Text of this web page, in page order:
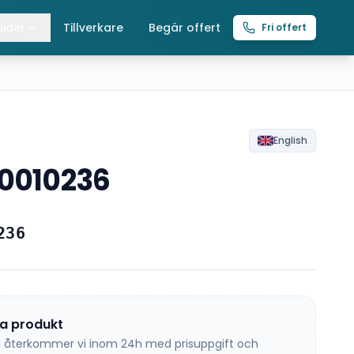
Tillverkare Begär offert Fri offert
English
produkt
återkommer vi inom 24h med prisuppgift och